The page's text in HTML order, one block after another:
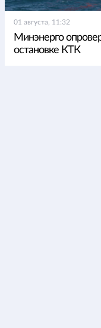
01 августа, 11:32
Минэнерго
остановке КТК